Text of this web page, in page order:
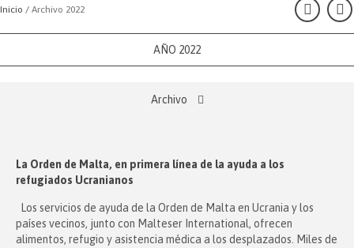
Inicio / Archivo 2022
AÑO 2022
Archivo
La Orden de Malta, en primera línea de la ayuda a los
refugiados Ucranianos
Los servicios de ayuda de la Orden de Malta en Ucrania y los
países vecinos, junto con Malteser International, ofrecen
alimentos, refugio y asistencia médica a los desplazados. Miles de